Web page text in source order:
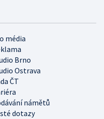
média
Brno
Ostrava
ČT
námětů
dotazy